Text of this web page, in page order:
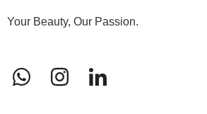
Your Beauty, Our Passion.